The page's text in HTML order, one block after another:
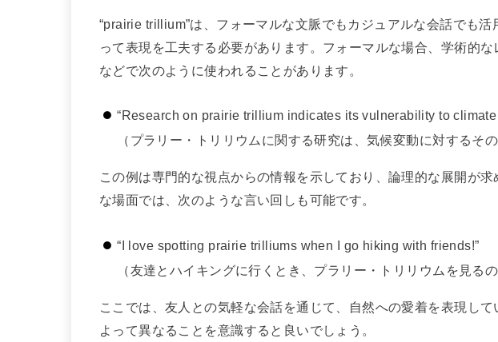
“prairie trillium”は、フォーマルな文脈でもカジュアルな会話でも活
って表現を工夫する必要があります。フォーマルな場合、学術的
などで次のように使われることがあります。
“Research on prairie trillium indicates its vulnerability to climate
（プラリー・トリリウムに関する研究は、気候変動に対するそ
この例は専門的な視点からの情報を示しており、論理的な展開が
な場面では、次のような言い回しも可能です。
“I love spotting prairie trilliums when I go hiking with friends!”
（友達とハイキングに行くとき、プラリー・トリリウムを見る
ここでは、友人との気軽な会話を通じて、自然への愛着を表現し
よって異なることを意識すると良いでしょう。